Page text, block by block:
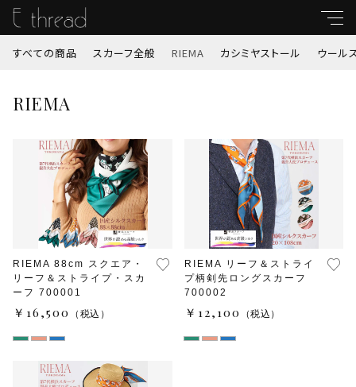
すべての商品 スカーフ全般 RIEMA カシミヤストール ウール
RIEMA
RIEMA 88cm スクエア・
リーフ＆ストライプ・スカ
ーフ 700001
￥16,500 （税込）
RIEMA リーフ＆ストライ
プ柄剣先ロングスカーフ
700002
￥12,100 （税込）
スカーフ全般
カシミヤストール
ウールストール
マフラー・スヌード
子カテゴリ
価格帯
～